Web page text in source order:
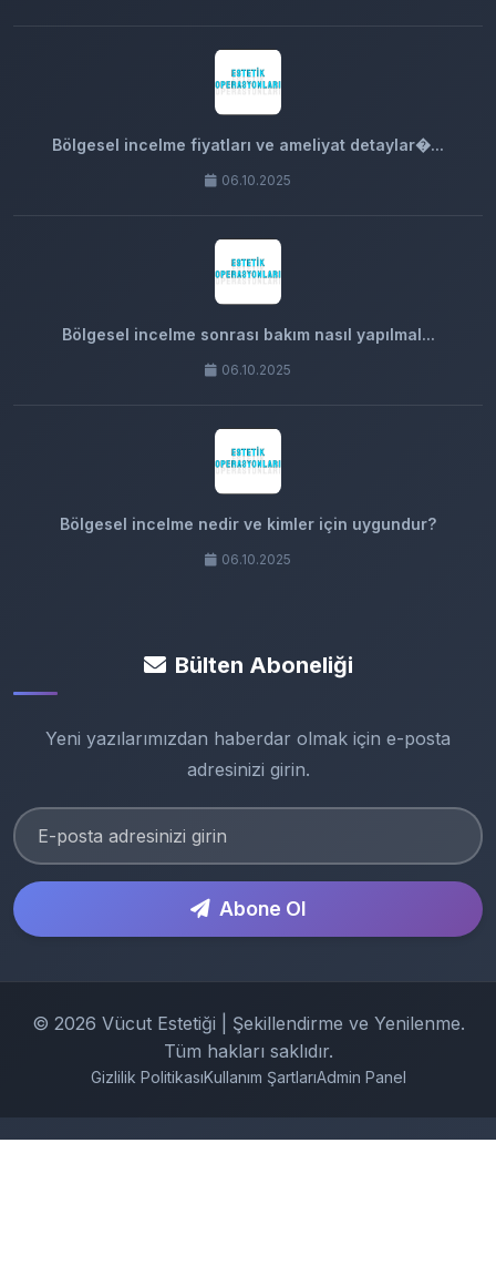
Bölgesel incelme fiyatları ve ameliyat detaylar�...
06.10.2025
Bölgesel incelme sonrası bakım nasıl yapılmal...
06.10.2025
Bölgesel incelme nedir ve kimler için uygundur?
06.10.2025
Bülten Aboneliği
Yeni yazılarımızdan haberdar olmak için e-posta
adresinizi girin.
Abone Ol
© 2026 Vücut Estetiği | Şekillendirme ve Yenilenme.
Tüm hakları saklıdır.
Gizlilik PolitikasıKullanım ŞartlarıAdmin Panel